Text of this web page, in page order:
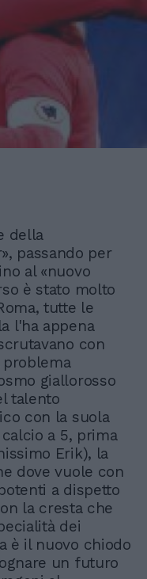
della
passando per
al «nuovo
è stato molto
tutte le
l'ha appena
con
problema
giallorosso
talento
con la suola
a 5, prima
Erik), la
dove vuole con
a dispetto
la cresta che
dei
è il nuovo chiodo
un futuro